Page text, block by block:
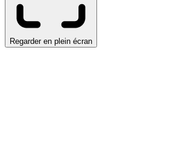
Regarder en plein écran